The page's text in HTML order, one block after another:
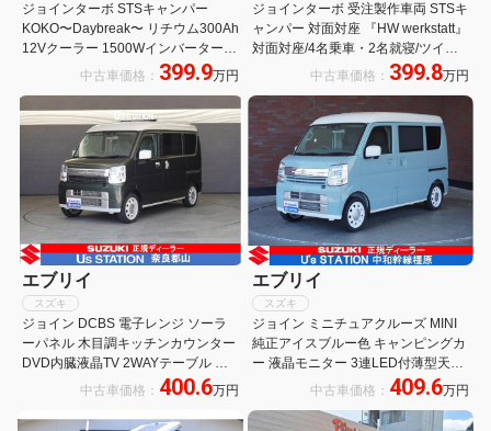
ジョインターボ STSキャンパー
KOKO〜Daybreak〜 リチウム300Ah
12Vクーラー 1500Wインバーター
走行充電器 外部充電器 105Wソーラ
ャンピング仕様
中古車価格： 399.9万円
ジョインターボ 受注製作車両 STSキ
ャンパー 対面対座 『HW werkstatt』
対面対座/4名乗車・2名就寝/ツイン
サブバッテリー/1000Wインバータ
ー/SDナビ
中古車価格： 399.8万円
エブリイ
スズキ
ジョイン DCBS 電子レンジ ソーラ
ーパネル 木目調キッチンカウンター
DVD内臓液晶TV 2WAYテーブル ス
ライド式収納 シンクユニット スライ
中古車価格： 400.6万円
エブリイ
スズキ
ジョイン ミニチュアクルーズ MINI
純正アイスブルー色 キャンピングカ
ー 液晶モニター 3連LED付薄型天井
飾り板付照明 ロングスライドフレキ
シブル2WAYテーブル LEDスポット
ライト 電子レンジ コンプレッサー冷
中古車価格： 409.6万円